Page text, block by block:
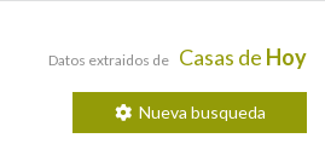
Datos extraidos de Casas de Hoy
Nueva busqueda